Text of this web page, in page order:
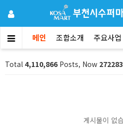
메인 조합소개 주요사업
Total 4,110,866 Posts, Now 272283
게시물이 없